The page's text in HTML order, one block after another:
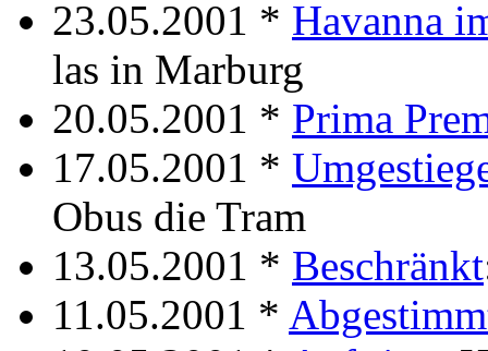
23.05.2001 * Havanna
las in Marburg
20.05.2001 * Prima
17.05.2001 *
Obus die Tram
13.05.2001 * Beschränkt
11.05.2001 *